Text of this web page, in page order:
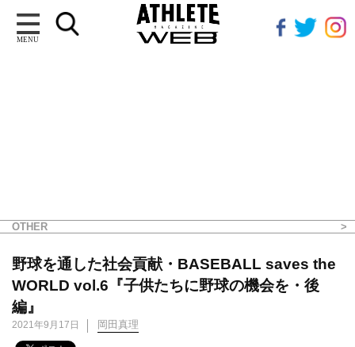
MENU
OTHER
野球を通した社会貢献・BASEBALL saves the
WORLD vol.6『子供たちに野球の機会を・後
編』
2021年9月17日 岡田真理